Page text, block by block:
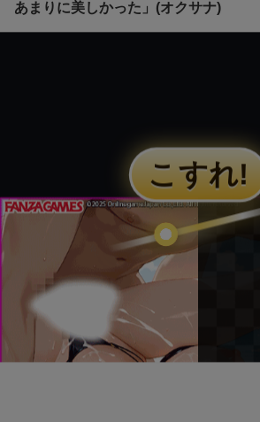
あまりに美しかった」(オクサナ)